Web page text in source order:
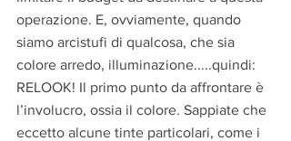
operazione. E, ovviamente, quando
siamo arcistufi di qualcosa, che sia
colore arredo, illuminazione.....quindi:
RELOOK! Il primo punto da affrontare è
l’involucro, ossia il colore. Sappiate che
eccetto alcune tinte particolari, come i